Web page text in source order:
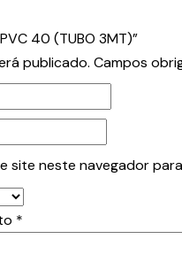
40 (TUBO 3MT)”
publicado. Campos
site neste navegador
*